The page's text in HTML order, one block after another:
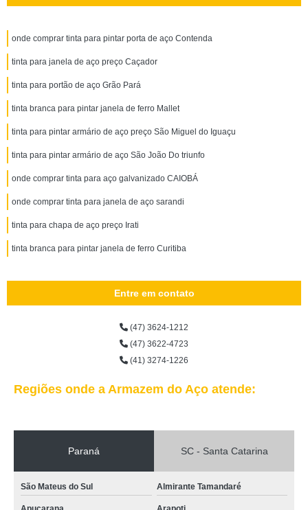
onde comprar tinta para pintar porta de aço Contenda
tinta para janela de aço preço Caçador
tinta para portão de aço Grão Pará
tinta branca para pintar janela de ferro Mallet
tinta para pintar armário de aço preço São Miguel do Iguaçu
tinta para pintar armário de aço São João Do triunfo
onde comprar tinta para aço galvanizado CAIOBÁ
onde comprar tinta para janela de aço sarandi
tinta para chapa de aço preço Irati
tinta branca para pintar janela de ferro Curitiba
Entre em contato
(47) 3624-1212
(47) 3622-4723
(41) 3274-1226
Regiões onde a Armazem do Aço atende:
Paraná SC - Santa Catarina
São Mateus do Sul Almirante Tamandaré